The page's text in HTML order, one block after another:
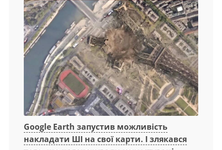
Google Earth запустив можливість
накладати ШІ на свої карти. І злякався